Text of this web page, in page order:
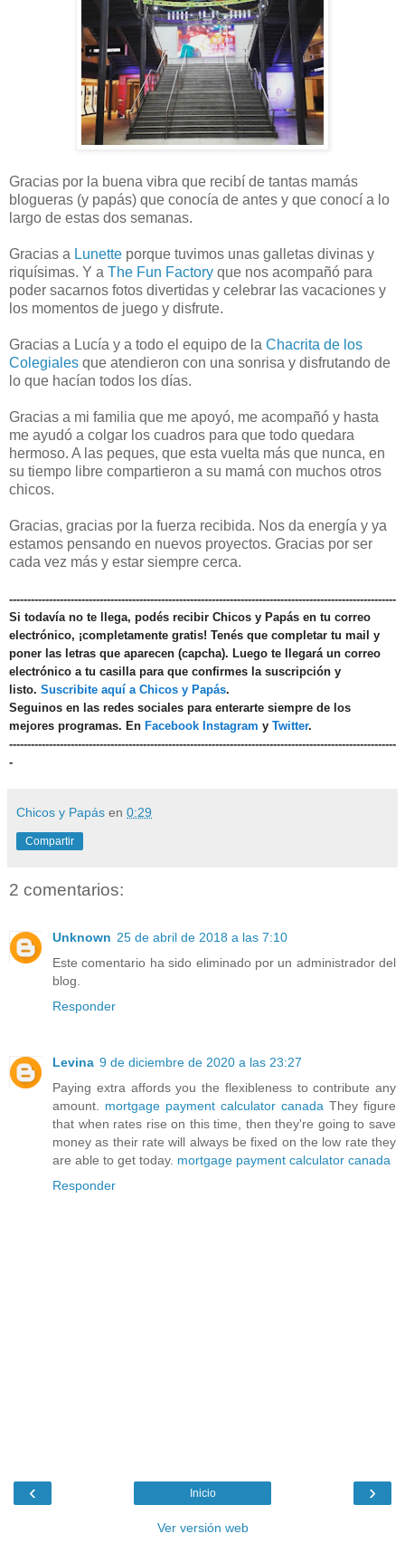
Gracias por la buena vibra que recibí de tantas mamás
blogueras (y papás) que conocía de antes y que conocí a lo
largo de estas dos semanas.
Gracias a Lunette porque tuvimos unas galletas divinas y
riquísimas. Y a The Fun Factory que nos acompañó para
poder sacarnos fotos divertidas y celebrar las vacaciones y
los momentos de juego y disfrute.
Gracias a Lucía y a todo el equipo de la Chacrita de los
Colegiales que atendieron con una sonrisa y disfrutando de
lo que hacían todos los días.
Gracias a mi familia que me apoyó, me acompañó y hasta
me ayudó a colgar los cuadros para que todo quedara
hermoso. A las peques, que esta vuelta más que nunca, en
su tiempo libre compartieron a su mamá con muchos otros
chicos.
Gracias, gracias por la fuerza recibida. Nos da energía y ya
estamos pensando en nuevos proyectos. Gracias por ser
cada vez más y estar siempre cerca.
-----------------------------------------------------------------------------------------------------------
Si todavía no te llega, podés recibir Chicos y Papás en tu correo
electrónico, ¡completamente gratis! Tenés que completar tu mail y
poner las letras que aparecen (capcha). Luego te llegará un correo
electrónico a tu casilla para que confirmes la suscripción y
listo. Suscribite aquí a Chicos y Papás.
Seguinos en las redes sociales para enterarte siempre de los
mejores programas. En Facebook Instagram y Twitter.
-----------------------------------------------------------------------------------------------------------
-
Chicos y Papás en 0:29
Compartir
2 comentarios:
Unknown 25 de abril de 2018 a las 7:10
Este comentario ha sido eliminado por un administrador del
blog.
Responder
Levina 9 de diciembre de 2020 a las 23:27
Paying extra affords you the flexibleness to contribute any
amount. mortgage payment calculator canada They figure
that when rates rise on this time, then they're going to save
money as their rate will always be fixed on the low rate they
are able to get today. mortgage payment calculator canada
Responder
‹ ›
Inicio
Ver versión web